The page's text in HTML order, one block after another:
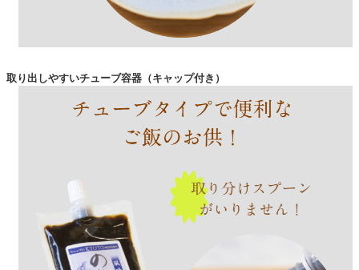
取り出しやすいチューブ容器（キャップ付き）